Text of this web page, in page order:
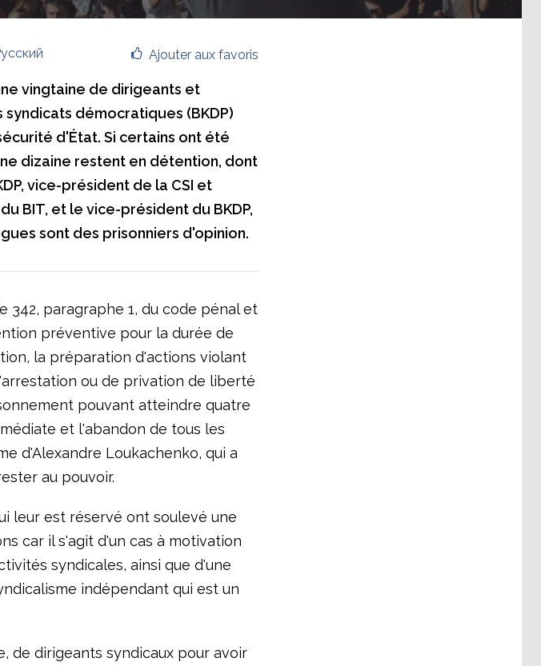
Ajouter aux favoris
vingtaine de dirigeants et
démocratiques (BKDP)
d'État. Si certains ont été
dizaine restent en détention, dont
vice-président de la CSI et
BIT, et le vice-président du BKDP,
sont des prisonniers d'opinion.
paragraphe 1, du code pénal et
préventive pour la durée de
la préparation d'actions violant
ou de privation de liberté
pouvant atteindre quatre
et l'abandon de tous les
d'Alexandre Loukachenko, qui a
au pouvoir.
leur est réservé ont soulevé une
car il s'agit d'un cas à motivation
syndicales, ainsi que d'une
indépendant qui est un
de dirigeants syndicaux pour avoir